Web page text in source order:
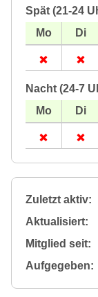
Spät (21-24
Nacht (24-7
Zuletzt aktiv:
Aktualisiert:
Mitglied seit:
Aufgegeben: